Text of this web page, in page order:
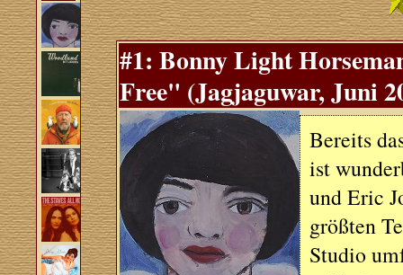
#1: Bonny Light
Free" (Jagjaguwar, Juni
Bereits
ist
und Eric
größten
Studio